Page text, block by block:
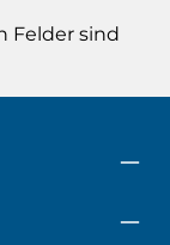
Felder sind